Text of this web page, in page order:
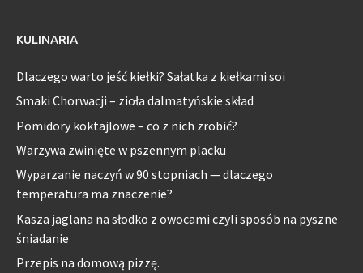
KULINARIA
Dlaczego warto jeść kiełki? Sałatka z kiełkami soi
Smaki Chorwacji – zioła dalmatyńskie skład
Pomidory koktajlowe – co z nich zrobić?
Warzywa zwinięte w pszennym placku
Wyparzanie naczyń w 90 stopniach — dlaczego
temperatura ma znaczenie?
Kasza jaglana na słodko z owocami czyli sposób na pyszne
śniadanie
Przepis na domową pizzę.